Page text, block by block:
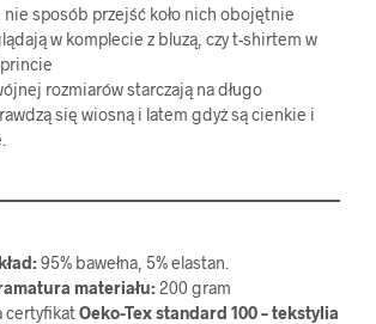
sposób przejść koło nich obojętnie
w komplecie z bluzą, czy t-shirtem w
rozmiarów starczają na długo
się wiosną i latem gdyż są cienkie i
95% bawełna, 5% elastan.
materiału:200 gram
certyfikatOeko-Tex standard 100 – tekstylia